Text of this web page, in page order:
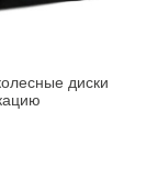
диски